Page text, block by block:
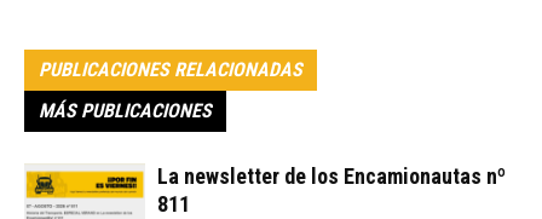
PUBLICACIONES RELACIONADAS
MÁS PUBLICACIONES
La newsletter de los Encamionautas nº
811